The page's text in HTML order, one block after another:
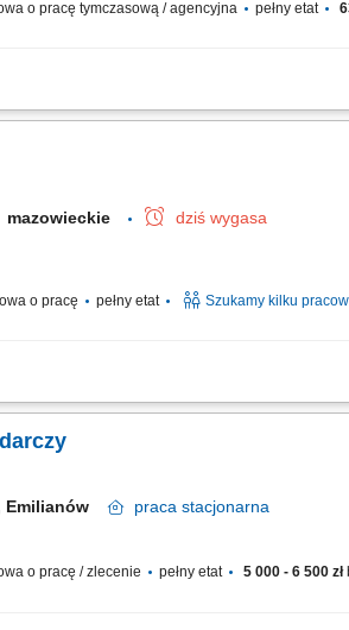
o pracę tymczasową / agencyjna pełny etat
specjalizująca się w hodowli, rozmnażaniu i
mazowieckie dziś wygasa
o pracę pełny etat Szukamy kilku
produkcyjnej, w magazynie lub w pralni
Emilianów praca stacjonarna
o pracę / zlecenie pełny etat 5 000 - 6 500 zł